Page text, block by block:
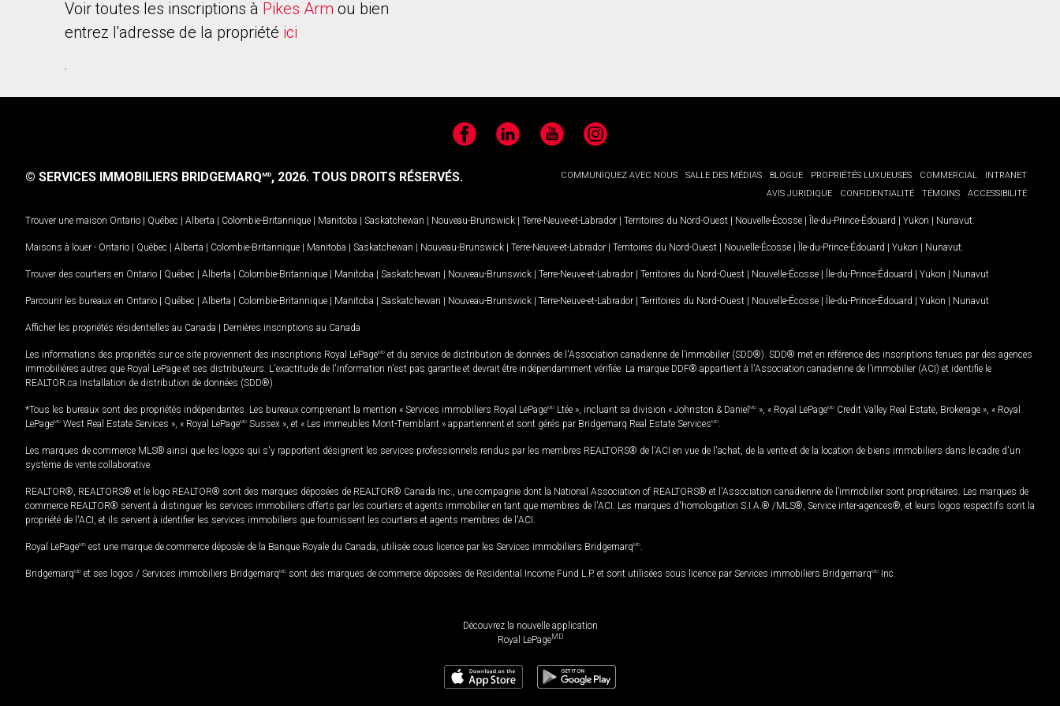
Voir toutes les inscriptions à Pikes Arm ou bien
entrez l'adresse de la propriété ici
.
FacebookLinkedIn YouTubeInstagram
COMMUNIQUEZ AVEC NOUS SALLE DES MÉDIAS BLOGUE PROPRIÉTÉS LUXUEUSES COMMERCIAL
INTRANET
AVIS JURIDIQUE
CONFIDENTIALITÉ TÉMOINS ACCESSIBILITÉ
© SERVICES IMMOBILIERS BRIDGEMARQMD, 2026. TOUS DROITS RÉSERVÉS.
Trouver une maison Ontario | Québec | Alberta | Colombie-Britannique | Manitoba | Saskatchewan | Nouveau-Brunswick | Terre-Neuve-et-Labrador | Territoires du Nord-Ouest | Nouvelle-Écosse | Île-du-Prince-Édouard | Yukon | Nunavut
Maisons à louer - Ontario | Québec | Alberta | Colombie-Britannique | Manitoba | Saskatchewan | Nouveau-Brunswick | Terre-Neuve-et-Labrador | Territoires du Nord-Ouest | Nouvelle-Écosse | Île-du-Prince-Édouard | Yukon | Nunavut
Trouver des courtiers en Ontario | Québec | Alberta | Colombie-Britannique | Manitoba | Saskatchewan | Nouveau-Brunswick | Terre-Neuve-et-Labrador | Territoires du Nord-Ouest | Nouvelle-Écosse | Île-du-Prince-Édouard | Yukon | Nunavut
Parcourir les bureaux en Ontario | Québec | Alberta | Colombie-Britannique | Manitoba | Saskatchewan | Nouveau-Brunswick | Terre-Neuve-et-Labrador | Territoires du Nord-Ouest | Nouvelle-Écosse | Île-du-Prince-Édouard | Yukon | Nunavut
Afficher les propriétés résidentielles au Canada | Dernières inscriptions au Canada
Les informations des propriétés sur ce site proviennent des inscriptions Royal LePageMD et du service de distribution de données de l'Association canadienne de l’immobilier (SDD®). SDD® met en référence des inscriptions tenues par des agences
immobilières autres que Royal LePage et ses distributeurs. L'exactitude de l'information n'est pas garantie et devrait être indépendamment vérifiée. La marque DDF® appartient à l'Association canadienne de l’immobilier (ACI) et identifie le
REALTOR.ca Installation de distribution de données (SDD®).
*Tous les bureaux sont des propriétés indépendantes. Les bureaux comprenant la mention « Services immobiliers Royal LePageMD Ltée », incluant sa division « Johnston & Daniel MD », « Royal LePageMD Credit Valley Real Estate, Brokerage », « Royal
LePageMD West Real Estate Services », « Royal LePageMD Sussex », et « Les immeubles Mont-Tremblant » appartiennent et sont gérés par Bridgemarq Real Estate ServicesMD
Les marques de commerce MLS® ainsi que les logos qui s'y rapportent désignent les services professionnels rendus par les membres REALTORS® de l'ACI en vue de l'achat, de la vente et de la location de biens immobiliers dans le cadre d'un
système de vente collaborative.
REALTOR®, REALTORS® et le logo REALTOR® sont des marques déposées de REALTOR® Canada Inc., une compagnie dont la National Association of REALTORS® et l'Association canadienne de l’immobilier sont propriétaires. Les marques de
commerce REALTOR® servent à distinguer les services immobiliers offerts par les courtiers et agents immobilier en tant que membres de l'ACI. Les marques d'homologation S.I.A.® /MLS®, Service inter-agences®, et leurs logos respectifs sont la
propriété de l'ACI, et ils servent à identifier les services immobiliers que fournissent les courtiers et agents membres de l'ACI.
Royal LePageMD est une marque de commerce déposée de la Banque Royale du Canada, utilisée sous licence par les Services immobiliers BridgemarqMD
BridgemarqMD et ses logos / Services immobiliers BridgemarqMD sont des marques de commerce déposées de Residential Income Fund L.P. et sont utilisées sous licence par Services immobiliers BridgemarqMD Inc.
Découvrez la nouvelle application
Royal LePageMD